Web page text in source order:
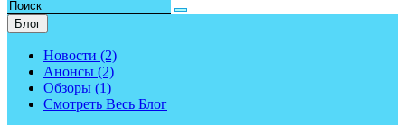
Блог
Новости (2)
Анонсы (2)
Обзоры (1)
Смотреть Весь Блог